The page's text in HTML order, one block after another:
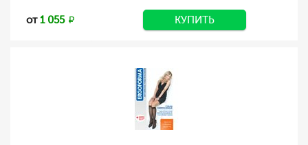
от1 055 КУПИТЬ